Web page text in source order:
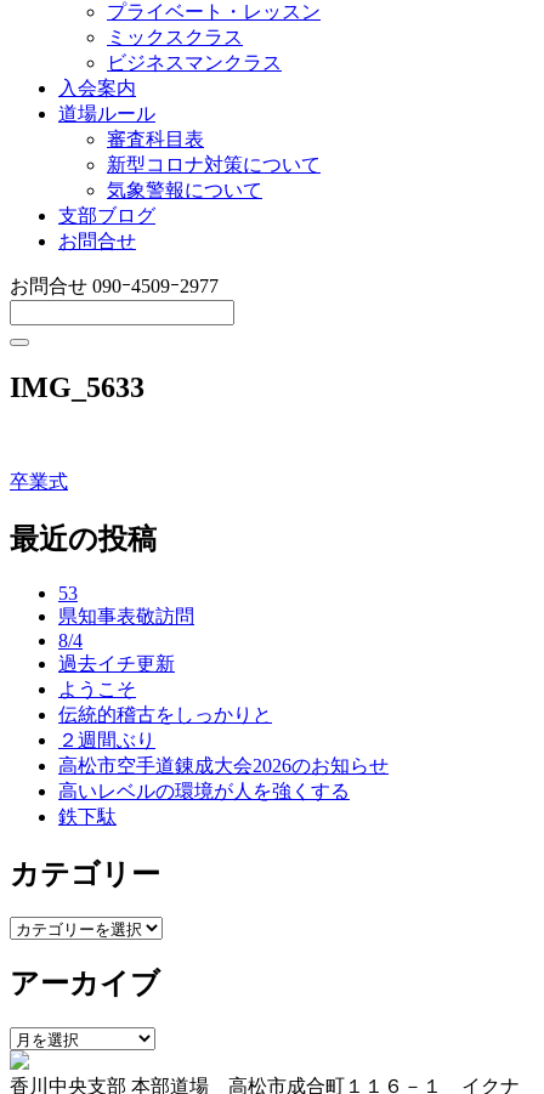
プライベート・レッスン
ミックスクラス
ビジネスマンクラス
入会案内
道場ルール
審査科目表
新型コロナ対策について
気象警報について
支部ブログ
お問合せ
お問合せ 090ｰ4509ｰ2977
IMG_5633
投
稿
卒業式
最近の投稿
53
県知事表敬訪問
8/4
過去イチ更新
ようこそ
伝統的稽古をしっかりと
２週間ぶり
高松市空手道錬成大会2026のお知らせ
高いレベルの環境が人を強くする
鉄下駄
カテゴリー
カ
ゴ
ー
アーカイブ
ア
ー
カ
香川中央支部 本部道場 高松市成合町１１６－１ イクナ